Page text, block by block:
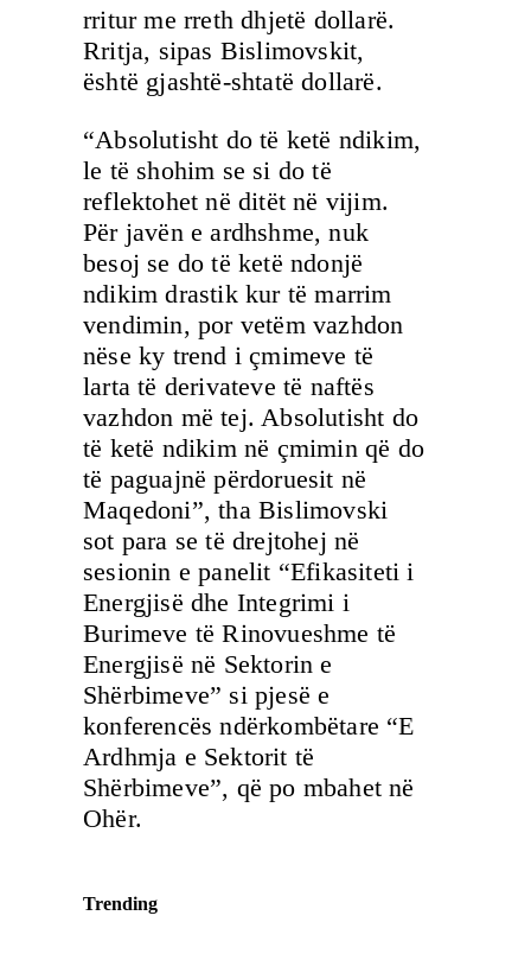
rritur me rreth dhjetë dollarë.
Rritja, sipas Bislimovskit,
është gjashtë-shtatë dollarë.
“Absolutisht do të ketë ndikim,
le të shohim se si do të
reflektohet në ditët në vijim.
Për javën e ardhshme, nuk
besoj se do të ketë ndonjë
ndikim drastik kur të marrim
vendimin, por vetëm vazhdon
nëse ky trend i çmimeve të
larta të derivateve të naftës
vazhdon më tej. Absolutisht do
të ketë ndikim në çmimin që do
të paguajnë përdoruesit në
Maqedoni”, tha Bislimovski
sot para se të drejtohej në
sesionin e panelit “Efikasiteti i
Energjisë dhe Integrimi i
Burimeve të Rinovueshme të
Energjisë në Sektorin e
Shërbimeve” si pjesë e
konferencës ndërkombëtare “E
Ardhmja e Sektorit të
Shërbimeve”, që po mbahet në
Ohër.
Trending